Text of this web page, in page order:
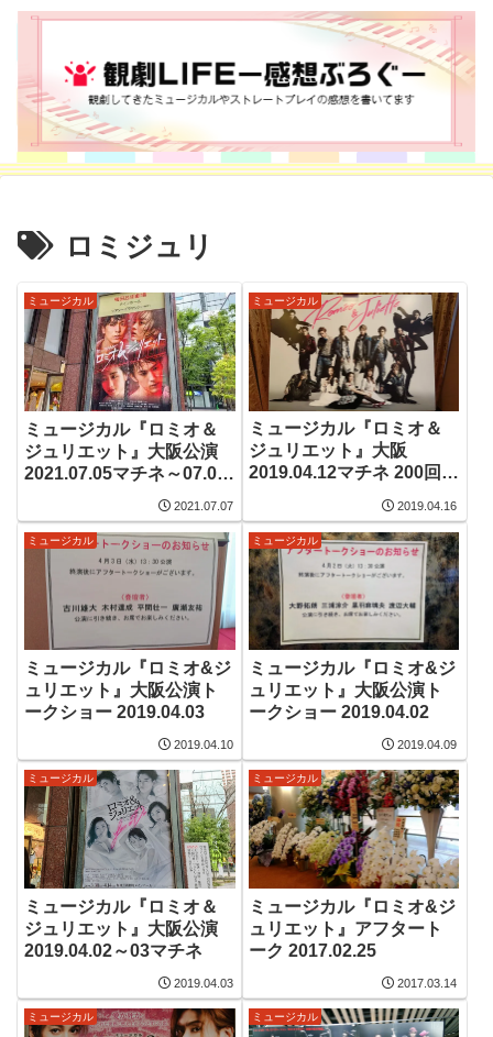
ロミジュリ
ミュージカル
ミュージカル『ロミオ＆
ジュリエット』大阪公演
2021.07.05マチネ～07.06
2021.07.07
ミュージカル
ミュージカル『ロミオ＆
ジュリエット』大阪
2019.04.12マチネ 200回記
2019.04.16
ミュージカル
ミュージカル『ロミオ&ジ
ュリエット』大阪公演ト
ークショー 2019.04.03
2019.04.10
ミュージカル
ミュージカル『ロミオ&ジ
ュリエット』大阪公演ト
ークショー 2019.04.02
2019.04.09
ミュージカル
ミュージカル『ロミオ＆
ジュリエット』大阪公演
2019.04.02～03マチネ
2019.04.03
ミュージカル
ミュージカル『ロミオ&ジ
ュリエット』アフタート
ーク 2017.02.25
2017.03.14
ミュージカル ミュージカル